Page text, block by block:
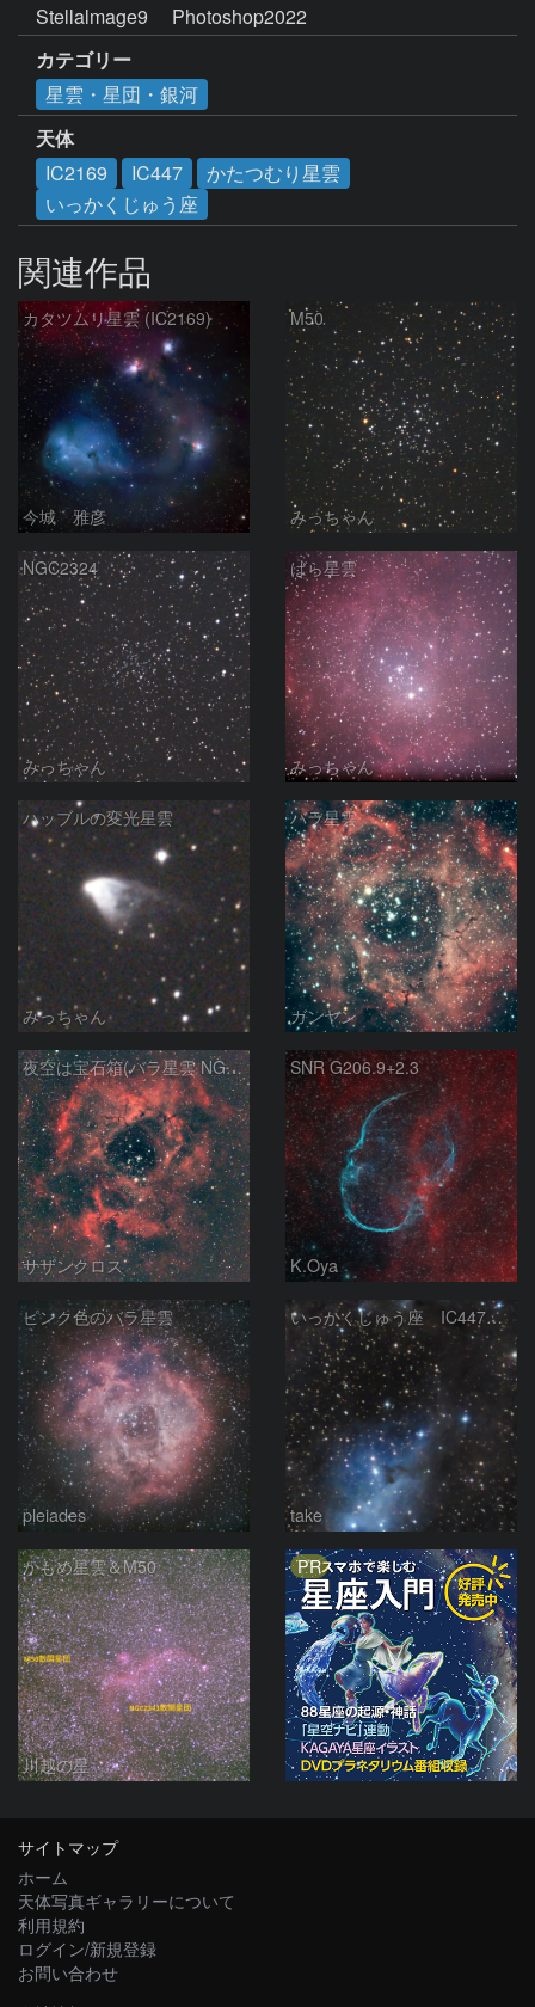
Stellalmage9     Photoshop2022
カテゴリー
星雲・星団・銀河
天体
IC2169
IC447
かたつむり星雲
いっかくじゅう座
関連作品
カタツムリ星雲 (IC2169)
今城 雅彦
M50
みっちゃん
NGC2324
みっちゃん
ばら星雲
みっちゃん
ハッブルの変光星雲
みっちゃん
バラ星雲
ガンヤン
夜空は宝石箱(バラ星雲 NGC2237) Seestar50
サザンクロス
SNR G206.9+2.3
K.Oya
ピンク色のバラ星雲
pleiades
いっかくじゅう座 IC447 カタツムリ星雲
take
かもめ星雲＆M50
川越の星
PR
サイトマップ
ホーム
天体写真ギャラリーについて
利用規約
ログイン/新規登録
お問い合わせ